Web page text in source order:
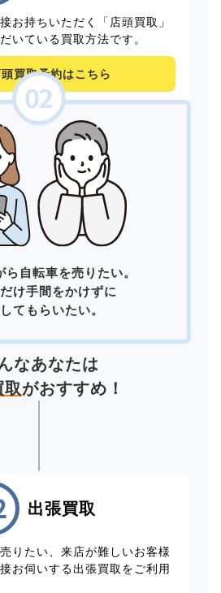
お持ちいただく「店頭買取」
いている買取方法です。
頭買取予約はこちら
ら自転車を売りたい。
け手間をかけずに
てもらいたい。
なあなたは
取がおすすめ！
出張買取
りたい、来店が難しいお客様
お伺いする出張買取をご利用